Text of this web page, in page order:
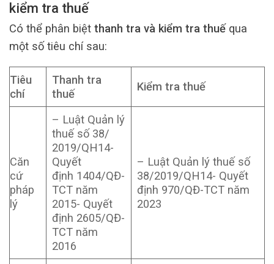
kiểm tra thuế
Có thể phân biệt thanh tra và kiểm tra thuế qua
một số tiêu chí sau:
Tiêu
chí
Thanh tra
thuế
Kiểm tra thuế
Căn
cứ
pháp
lý
– Luật Quản lý
thuế số 38/
2019/QH14-
Quyết
định 1404/QĐ-
TCT năm
2015- Quyết
định 2605/QĐ-
TCT năm
2016
– Luật Quản lý thuế số
38/2019/QH14- Quyết
định 970/QĐ-TCT năm
2023